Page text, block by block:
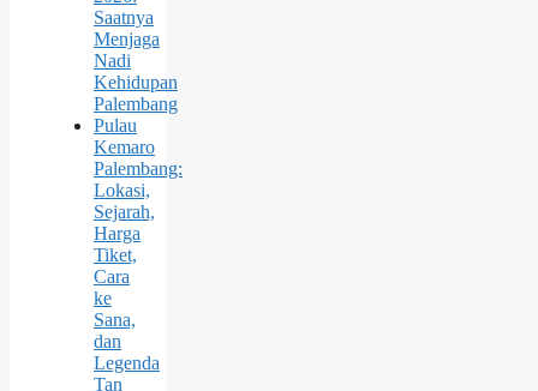
Saatnya
Menjaga
Nadi
Kehidupan
Palembang
Pulau
Kemaro
Palembang:
Lokasi,
Sejarah,
Harga
Tiket,
Cara
ke
Sana,
dan
Legenda
Tan